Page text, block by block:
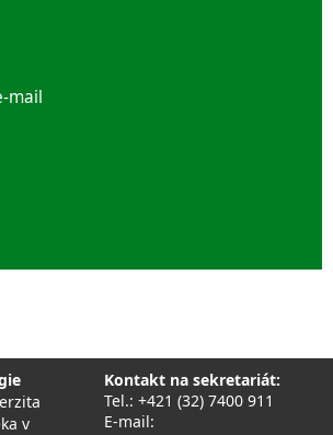
mail
v
Kontakt na sekretariát:
Tel.: +421 (32) 7400 911
E-mail: